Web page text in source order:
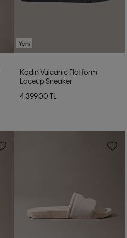
Yeni
Kadın Vulcanic Flatform
Laceup Sneaker
4.399,00 TL